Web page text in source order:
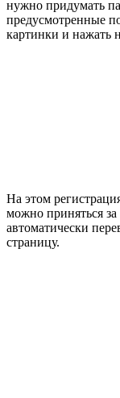
нужно придумать
предусмотренные
картинки и нажать
На этом
можно приняться
автоматически
страницу.